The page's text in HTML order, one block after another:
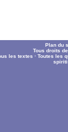
Plan du
Tous droits
les textes ·Toutes les